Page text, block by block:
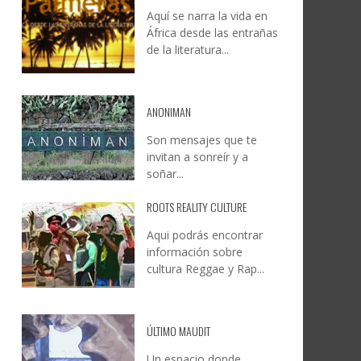
Y
DOCANARIAS CONVOCA A
INSTITUCIONES A REFLEXIONAR
SOBRE LA INTERNACIONALIZACIÓN
CREATIVA CANARIA, 6 AGOSTO, 2026
JESÚS RODRÍGUEZ FALCÓN:
NATURALEZA, CAMINO Y
FOTOGRAFÍA
Aquí se narra la vida en
África desde las entrañas
de la literatura...
ANONIMAN
Son mensajes que te
invitan a sonreír y a
soñar...
ROOTS REALITY CULTURE
Aqui podrás encontrar
información sobre
cultura Reggae y Rap...
ÚLTIMO MAUDIT